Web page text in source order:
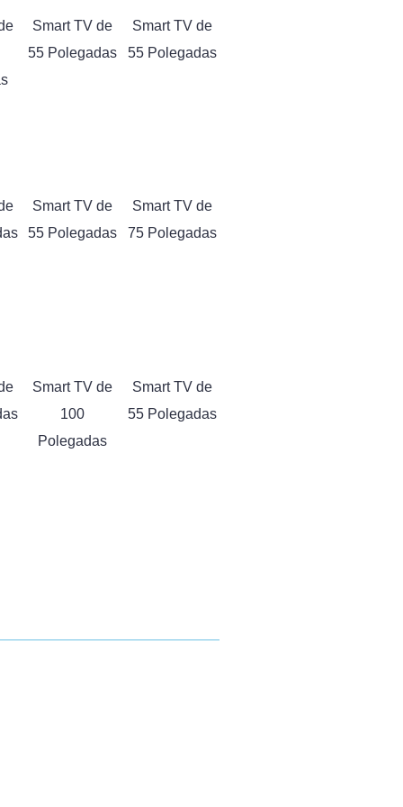
Smart TV de
55 Polegadas
Smart TV de
55 Polegadas
Smart TV de
55 Polegadas
Smart TV de
75 Polegadas
Smart TV de
100
Polegadas
Smart TV de
55 Polegadas